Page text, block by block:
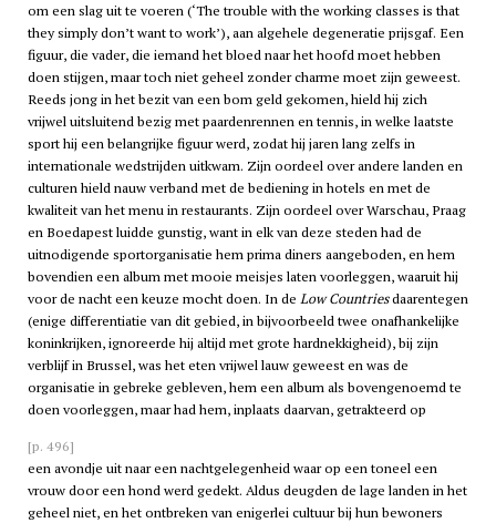
om een slag uit te voeren (‘The trouble with the working classes is that
they simply don’t want to work’), aan algehele degeneratie prijsgaf. Een
figuur, die vader, die iemand het bloed naar het hoofd moet hebben
doen stijgen, maar toch niet geheel zonder charme moet zijn geweest.
Reeds jong in het bezit van een bom geld gekomen, hield hij zich
vrijwel uitsluitend bezig met paardenrennen en tennis, in welke laatste
sport hij een belangrijke figuur werd, zodat hij jaren lang zelfs in
internationale wedstrijden uitkwam. Zijn oordeel over andere landen en
culturen hield nauw verband met de bediening in hotels en met de
kwaliteit van het menu in restaurants. Zijn oordeel over Warschau, Praag
en Boedapest luidde gunstig, want in elk van deze steden had de
uitnodigende sportorganisatie hem prima diners aangeboden, en hem
bovendien een album met mooie meisjes laten voorleggen, waaruit hij
voor de nacht een keuze mocht doen. In de Low Countriesdaarentegen
(enige differentiatie van dit gebied, in bijvoorbeeld twee onafhankelijke
koninkrijken, ignoreerde hij altijd met grote hardnekkigheid), bij zijn
verblijf in Brussel, was het eten vrijwel lauw geweest en was de
organisatie in gebreke gebleven, hem een album als bovengenoemd te
doen voorleggen, maar had hem, inplaats daarvan, getrakteerd op
[p. 496]
een avondje uit naar een nachtgelegenheid waar op een toneel een
vrouw door een hond werd gedekt. Aldus deugden de lage landen in het
geheel niet, en het ontbreken van enigerlei cultuur bij hun bewoners